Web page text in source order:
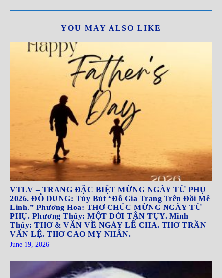
YOU MAY ALSO LIKE
VTLV – TRANG ĐẶC BIỆT MỪNG NGÀY TỪ PHỤ
2026. ĐỖ DUNG: Tùy Bút “Đỗ Gia Trang Trên Đồi Mê
Linh.” Phương Hoa: THƠ CHÚC MỪNG NGÀY TỪ
PHỤ. Phương Thúy: MỘT ĐỜI TẬN TỤY. Minh
Thúy: THƠ & VĂN VỀ NGÀY LỄ CHA. THƠ TRẦN
VẤN LỆ. THƠ CAO MỴ NHÂN.
June 19, 2026